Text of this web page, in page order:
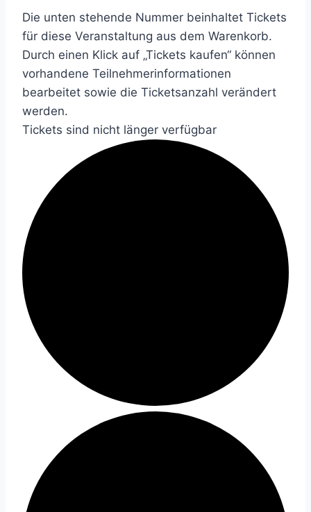
Die unten stehende Nummer beinhaltet Tickets
für diese Veranstaltung aus dem Warenkorb.
Durch einen Klick auf „Tickets kaufen“ können
vorhandene Teilnehmerinformationen
bearbeitet sowie die Ticketsanzahl verändert
werden.
Tickets sind nicht länger verfügbar